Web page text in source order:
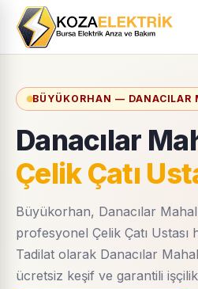
BÜYÜKORHAN — DANACILAR
Danacılar
Çelik Çatı
Büyükorhan, Danacılar
profesyonel Çelik Çatı Ustası
Tadilat olarak Danacılar
ücretsiz keşif ve garantili